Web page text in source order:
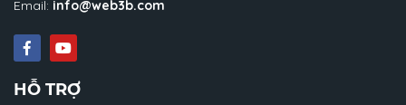
Email: info@web3b.com
HỖ TRỢ